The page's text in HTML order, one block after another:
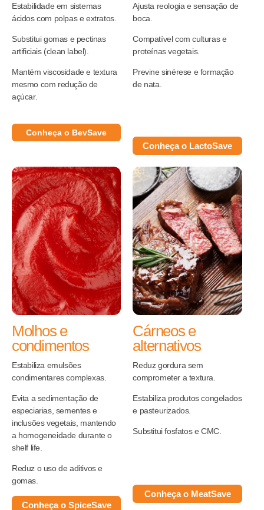
Estabilidade em sistemas
ácidos com polpas e extratos.
Substitui gomas e pectinas
artificiais (clean label).
Mantém viscosidade e textura
mesmo com redução de
açúcar.
Conheça o BevSave
Ajusta reologia e sensação de
boca.
Compatível com culturas e
proteínas vegetais.
Previne sinérese e formação
de nata.
Conheça o LactoSave
Molhos e
condimentos
Estabiliza emulsões
condimentares complexas.
Evita a sedimentação de
especiarias, sementes e
inclusões vegetais, mantendo
a homogeneidade durante o
shelf life.
Reduz o uso de aditivos e
gomas.
Conheça o SpiceSave
Cárneos e
alternativos
Reduz gordura sem
comprometer a textura.
Estabiliza produtos congelados
e pasteurizados.
Substitui fosfatos e CMC.
Conheça o MeatSave